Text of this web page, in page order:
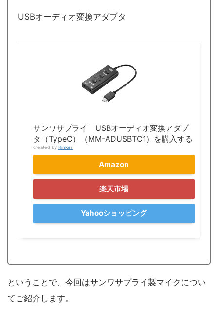
USBオーディオ変換アダプタ
サンワサプライ USBオーディオ変換アダプ
タ（TypeC）（MM-ADUSBTC1）を購入する
created by Rinker
Amazon
楽天市場
Yahooショッピング
ということで、今回はサンワサプライ製マイクについ
てご紹介します。